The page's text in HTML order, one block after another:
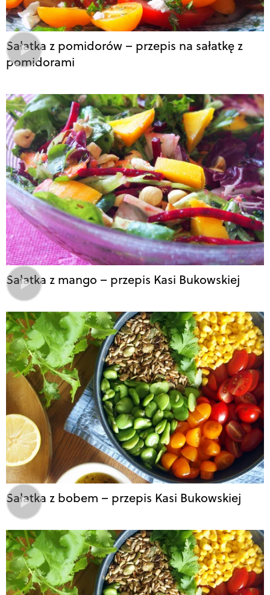
Sałatka z pomidorów – przepis na sałatkę z
pomidorami
Sałatka z mango – przepis Kasi Bukowskiej
Sałatka z bobem – przepis Kasi Bukowskiej